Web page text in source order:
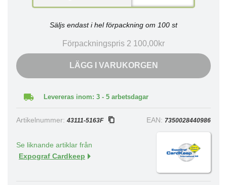
Säljs endast i hel förpackning om 100 st
Förpackningspris 2 100,00kr
LÄGG I VARUKORGEN
Levereras inom: 3 - 5 arbetsdagar
Artikelnummer: 43111-5163F EAN: 7350028440986
Se liknande artiklar från
Expograf Cardkeep